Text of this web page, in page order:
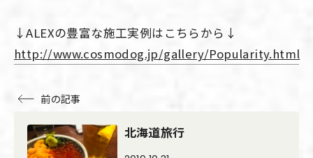
↓ALEXの豊富な施工実例はこちらから↓
http://www.cosmodog.jp/gallery/Popularity.html
前の記事
北海道旅行